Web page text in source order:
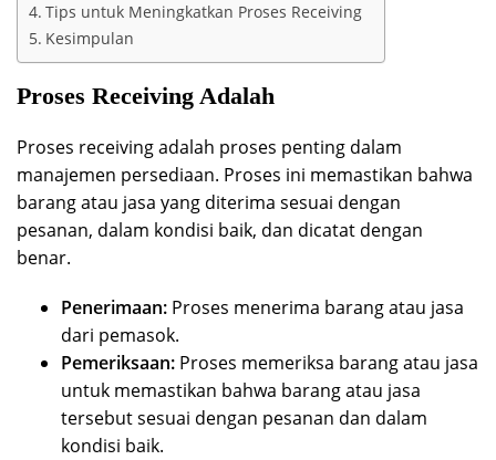
Tips untuk Meningkatkan Proses Receiving
Kesimpulan
Proses Receiving Adalah
Proses receiving adalah proses penting dalam
manajemen persediaan. Proses ini memastikan bahwa
barang atau jasa yang diterima sesuai dengan
pesanan, dalam kondisi baik, dan dicatat dengan
benar.
Penerimaan: Proses menerima barang atau jasa
dari pemasok.
Pemeriksaan: Proses memeriksa barang atau jasa
untuk memastikan bahwa barang atau jasa
tersebut sesuai dengan pesanan dan dalam
kondisi baik.